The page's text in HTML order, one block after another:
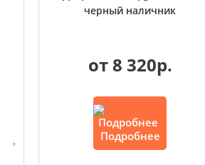
черный наличник
от8 320р.
Подробнее